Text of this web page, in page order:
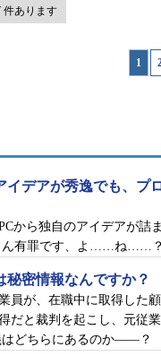
件あります
1
イデアが秀逸でも、プ
から独自のアイデアが詰
ん有罪です、よ……ね……？
秘密情報なんですか？
員が、在職中に取得した
だと裁判を起こし、元従
はどちらにあるのか――？